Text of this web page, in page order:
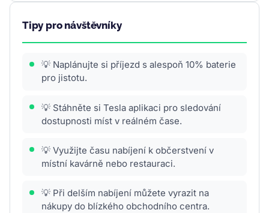
Tipy pro návštěvníky
💡 Naplánujte si příjezd s alespoň 10% baterie
pro jistotu.
💡 Stáhněte si Tesla aplikaci pro sledování
dostupnosti míst v reálném čase.
💡 Využijte času nabíjení k občerstvení v
místní kavárně nebo restauraci.
💡 Při delším nabíjení můžete vyrazit na
nákupy do blízkého obchodního centra.